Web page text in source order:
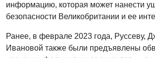
информацию, которая может нанести
безопасности Великобритании и ее
Ранее, в феврале 2023 года, Руссеву,
Ивановой также были предъявлены